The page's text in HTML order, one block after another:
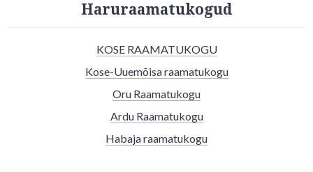
Haruraamatukogud
KOSE RAAMATUKOGU
Kose-Uuemõisa raamatukogu
Oru Raamatukogu
Ardu Raamatukogu
Habaja raamatukogu